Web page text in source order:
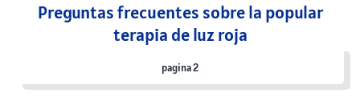
Preguntas frecuentes sobre la popular
terapia de luz roja
pagina 2